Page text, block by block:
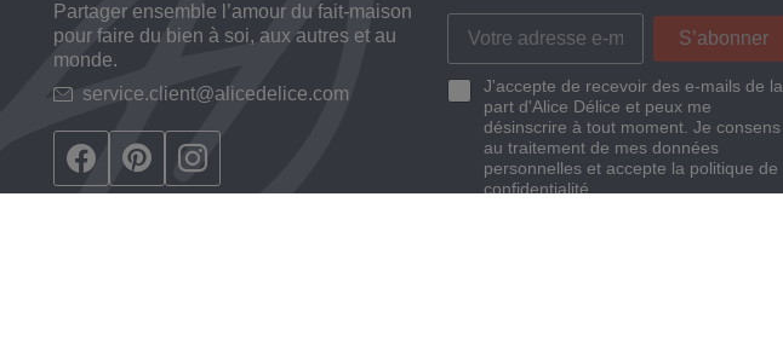
Partager ensemble l’amour du fait-maison
pour faire du bien à soi, aux autres et au
monde.
service.client@alicedelice.com
J'accepte de recevoir des e-mails de la
part d'Alice Délice et peux me
désinscrire à tout moment. Je consens
au traitement de mes données
personnelles et accepte la politique de
confidentialité.